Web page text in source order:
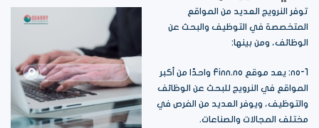
توفر النرويج العديد من المواقع
المتخصصة في التوظيف والبحث عن
الوظائف، ومن بينها:
1-no: يعد موقع Finn.no واحدًا من أكبر
المواقع في النرويج للبحث عن الوظائف
والتوظيف، ويوفر العديد من الفرص في
مختلف المجالات والصناعات.